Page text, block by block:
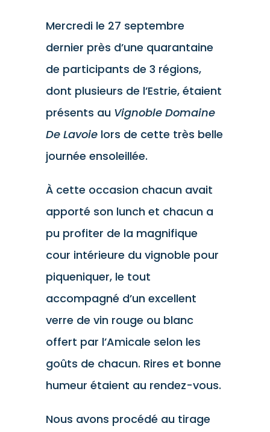
Mercredi le 27 septembre
dernier près d’une quarantaine
de participants de 3 régions,
dont plusieurs de l’Estrie, étaient
présents au Vignoble Domaine
De Lavoie lors de cette très belle
journée ensoleillée.
À cette occasion chacun avait
apporté son lunch et chacun a
pu profiter de la magnifique
cour intérieure du vignoble pour
piqueniquer, le tout
accompagné d’un excellent
verre de vin rouge ou blanc
offert par l’Amicale selon les
goûts de chacun. Rires et bonne
humeur étaient au rendez-vous.
Nous avons procédé au tirage